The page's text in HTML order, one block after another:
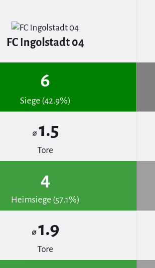
FC Ingolstadt 04
6
Siege (42.9%)
⌀ 1.5
Tore
4
Heimsiege (57.1%)
⌀ 1.9
Tore